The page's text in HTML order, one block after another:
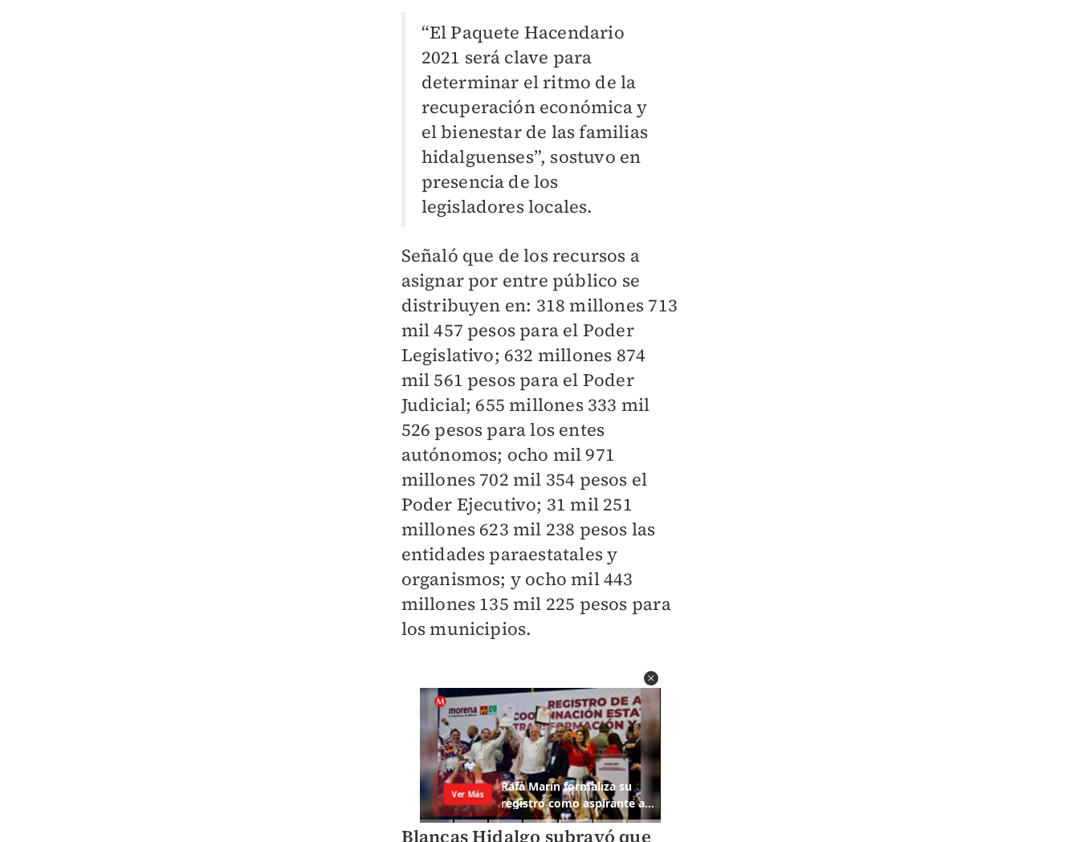
“El Paquete Hacendario
2021 será clave para
determinar el ritmo de la
recuperación económica y
el bienestar de las familias
hidalguenses”, sostuvo en
presencia de los
legisladores locales.
Señaló que de los recursos a
asignar por entre público se
distribuyen en: 318 millones 713
mil 457 pesos para el Poder
Legislativo; 632 millones 874
mil 561 pesos para el Poder
Judicial; 655 millones 333 mil
526 pesos para los entes
autónomos; ocho mil 971
millones 702 mil 354 pesos el
Poder Ejecutivo; 31 mil 251
millones 623 mil 238 pesos las
entidades paraestatales y
organismos; y ocho mil 443
millones 135 mil 225 pesos para
los municipios.
Blancas Hidalgo subrayó que